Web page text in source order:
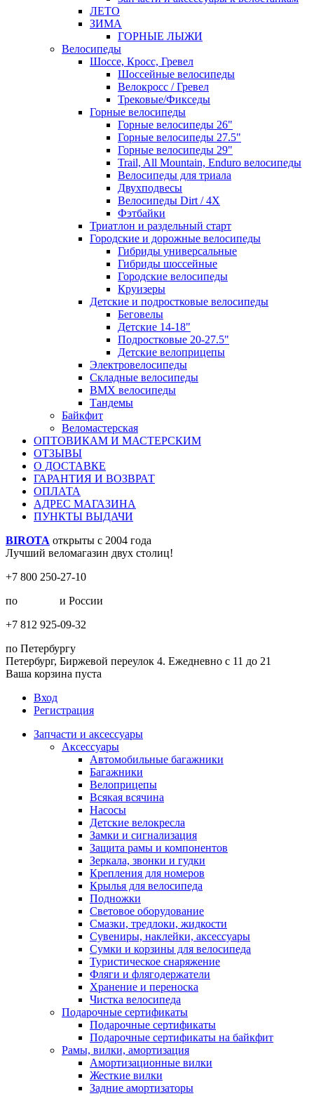
ЛЕТО
ЗИМА
ГОРНЫЕ ЛЫЖИ
Велосипеды
Шоссе, Кросс, Гревел
Шоссейные велосипеды
Велокросс / Гревел
Трековые/Фикседы
Горные велосипеды
Горные велосипеды 26"
Горные велосипеды 27.5"
Горные велосипеды 29"
Trail, All Mountain, Enduro велосипеды
Велосипеды для триала
Двухподвесы
Велосипеды Dirt / 4X
Фэтбайки
Триатлон и раздельный старт
Городские и дорожные велосипеды
Гибриды универсальные
Гибриды шоссейные
Городские велосипеды
Круизеры
Детские и подростковые велосипеды
Беговелы
Детские 14-18"
Подростковые 20-27.5"
Детские велоприцепы
Электровелосипеды
Складные велосипеды
BMX велосипеды
Тандемы
Байкфит
Веломастерская
ОПТОВИКАМ И МАСТЕРСКИМ
ОТЗЫВЫ
О ДОСТАВКЕ
ГАРАНТИЯ И ВОЗВРАТ
ОПЛАТА
АДРЕС МАГАЗИНА
ПУНКТЫ ВЫДАЧИ
BIROTA открыты с 2004 года
Лучший веломагазин двух столиц!
+7 800 250-27-10
по
и России
+7 812 925-09-32
по Петербургу
Петербург, Биржевой переулок 4. Ежедневно с 11 до 21
Ваша корзина пуста
Вход
Регистрация
Запчасти и аксессуары
Аксессуары
Автомобильные багажники
Багажники
Велоприцепы
Всякая всячина
Насосы
Детские велокресла
Замки и сигнализация
Защита рамы и компонентов
Зеркала, звонки и гудки
Крепления для номеров
Крылья для велосипеда
Подножки
Световое оборудование
Смазки, тредлоки, жидкости
Сувениры, наклейки, аксессуары
Сумки и корзины для велосипеда
Туристическое снаряжение
Фляги и флягодержатели
Хранение и переноска
Чистка велосипеда
Подарочные сертификаты
Подарочные сертификаты
Подарочные сертификаты на байкфит
Рамы, вилки, амортизация
Амортизационные вилки
Жесткие вилки
Задние амортизаторы